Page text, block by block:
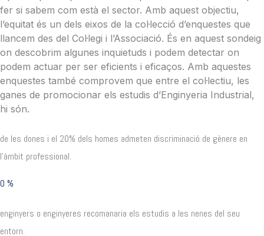
fer si sabem com està el sector. Amb aquest objectiu,
l’equitat és un dels eixos de la col·lecció d’enquestes que
llancem des del Col·legi i l’Associació. És en aquest sondeig
on descobrim algunes inquietuds i podem detectar on
podem actuar per ser eficients i eficaços. Amb aquestes
enquestes també comprovem que entre el col·lectiu, les
ganes de promocionar els estudis d’Enginyeria Industrial,
hi són.
de les dones i el 20% dels homes admeten discriminació de gènere en
l’àmbit professional.
0 %
enginyers o enginyeres recomanaria els estudis a les nenes del seu
entorn.